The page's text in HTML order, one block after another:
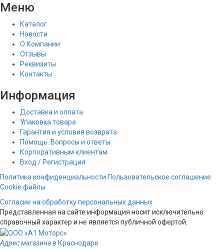
Меню
Каталог
Новости
О Компании
Отзывы
Реквизиты
Контакты
Информация
Доставка и оплата
Упаковка товара
Гарантия и условия возврата
Помощь. Вопросы и ответы
Корпоративным клиентам
Вход / Регистрация
Политика конфиденциальности Пользовательское соглашение
Cookie файлы
Согласие на обработку персональных данных
Представленная на сайте информация носит исключительно
справочный характер и не является публичной офертой.
Адрес магазина в Краснодаре